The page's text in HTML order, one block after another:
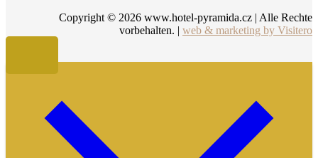
Copyright © 2026 www.hotel-pyramida.cz | Alle Rechte
vorbehalten. | web & marketing by Visitero